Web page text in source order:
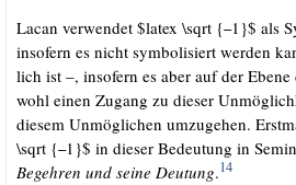
Lacan ver­wen­det $latex \sqrt {–1}$ als
inso­fern es nicht sym­bo­li­siert wer­den
lich ist –, inso­fern es aber auf der
wohl einen Zugang zu die­ser
die­sem Unmög­li­chen umzu­ge­hen.
\sqrt {–1}$ in die­ser Bedeu­tung in
Begeh­ren und sei­ne Deu­tung.14